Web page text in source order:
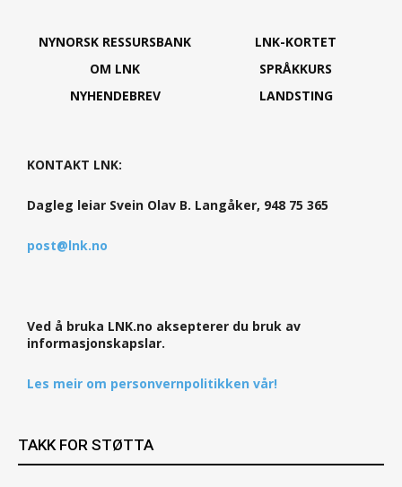
NYNORSK RESSURSBANK
OM LNK
NYHENDEBREV
LNK-KORTET
SPRÅKKURS
LANDSTING
KONTAKT LNK:
Dagleg leiar Svein Olav B. Langåker, 948 75 365
post@lnk.no
Ved å bruka LNK.no aksepterer du bruk av
informasjonskapslar.
Les meir om personvernpolitikken vår!
TAKK FOR STØTTA